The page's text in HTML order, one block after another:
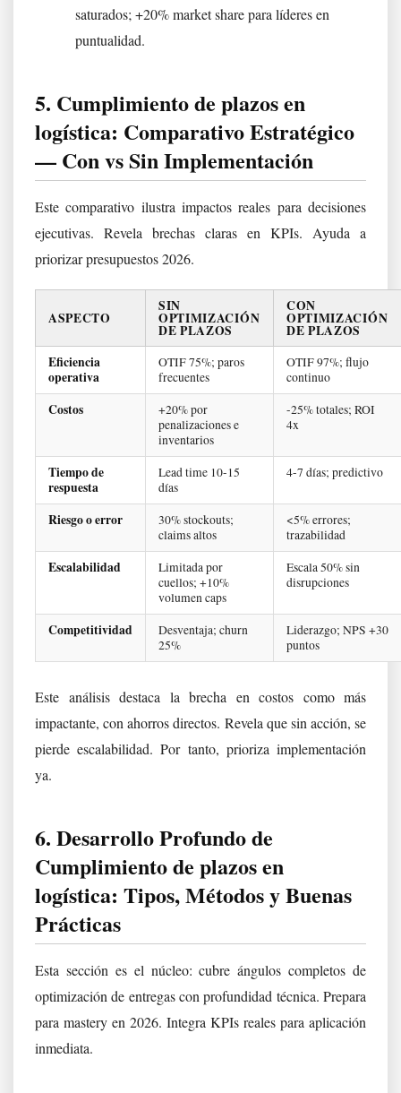
saturados; +20% market share para líderes en
puntualidad.
5. Cumplimiento de plazos en
logística: Comparativo Estratégico
— Con vs Sin Implementación
Este comparativo ilustra impactos reales para decisiones
ejecutivas. Revela brechas claras en KPIs. Ayuda a
priorizar presupuestos 2026.
ASPECTO
SIN
OPTIMIZACIÓN
DE PLAZOS
CON
OPTIMIZACIÓN
DE PLAZOS
Eficiencia
operativa
OTIF 75%; paros
frecuentes
OTIF 97%; flujo
continuo
Costos
+20% por
penalizaciones e
inventarios
-25% totales; ROI
4x
Tiempo de
respuesta
Lead time 10-15
días
4-7 días; predictivo
Riesgo o error
30% stockouts;
claims altos
<5% errores;
trazabilidad
Escalabilidad
Limitada por
cuellos; +10%
volumen caps
Escala 50% sin
disrupciones
Competitividad
Desventaja; churn
25%
Liderazgo; NPS +30
puntos
Este análisis destaca la brecha en costos como más
impactante, con ahorros directos. Revela que sin acción, se
pierde escalabilidad. Por tanto, prioriza implementación
ya.
6. Desarrollo Profundo de
Cumplimiento de plazos en
logística: Tipos, Métodos y Buenas
Prácticas
Esta sección es el núcleo: cubre ángulos completos de
optimización de entregas con profundidad técnica. Prepara
para mastery en 2026. Integra KPIs reales para aplicación
inmediata.